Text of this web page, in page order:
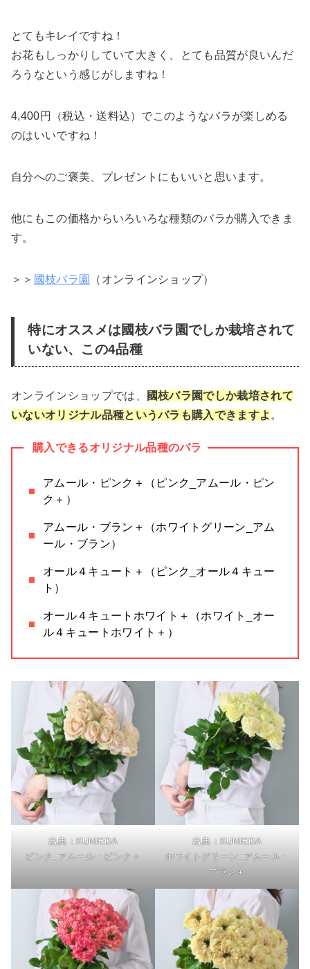
とてもキレイですね！
お花もしっかりしていて大きく、とても品質が良いんだ
ろうなという感じがしますね！
4,400円（税込・送料込）でこのようなバラが楽しめる
のはいいですね！
自分へのご褒美、プレゼントにもいいと思います。
他にもこの価格からいろいろな種類のバラが購入できま
す。
＞＞ 國枝バラ園 （オンラインショップ）
特にオススメは國枝バラ園でしか栽培されて
いない、この4品種
オンラインショップでは、
國枝バラ園でしか栽培されて
いないオリジナル品種というバラも購入できますよ 。
購入できるオリジナル品種のバラ
アムール・ピンク＋（ピンク_アムール・ピン
ク＋）
アムール・ブラン＋（ホワイトグリーン_アム
ール・ブラン）
オール４キュート＋（ピンク_オール４キュー
ト）
オール４キュートホワイト＋（ホワイト_オー
ル４キュートホワイト＋）
出典：KUNIEDA
ピンク_アムール・ピンク＋
出典：KUNIEDA
ホワイトグリーン_アムール・
ブラン＋